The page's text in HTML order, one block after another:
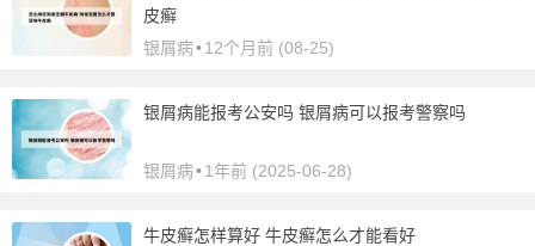
皮癣
银屑病•12个月前 (08-25)
银屑病能报考公安吗 银屑病可以报考警察吗
银屑病•1年前 (2025-06-28)
牛皮癣怎样算好 牛皮癣怎么才能看好